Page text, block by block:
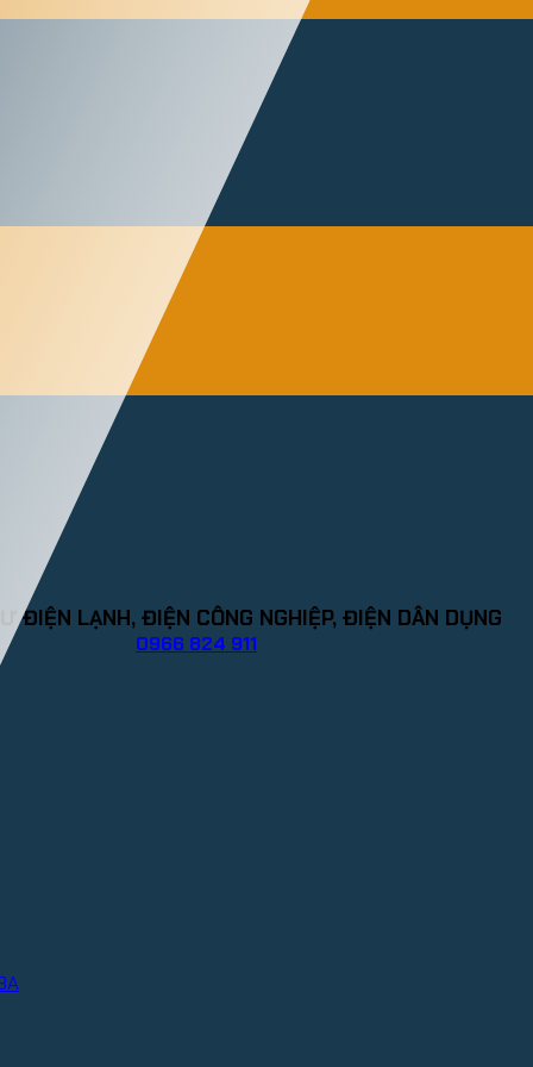
ĐIỆN LẠNH, ĐIỆN CÔNG NGHIỆP, ĐIỆN DÂN DỤNG
0966 824 911